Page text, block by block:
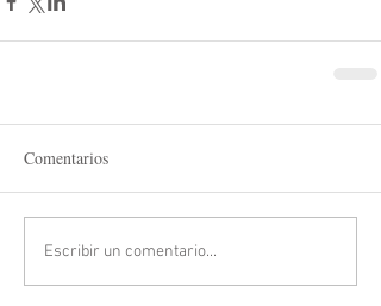
Comentarios
Escribir un comentario...